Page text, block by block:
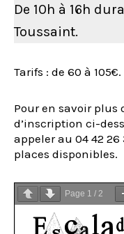
De 10h à 16h
Toussaint.
Tarifs : de 60 à 105€.
Pour en savoir plus
d’inscription ci-
appeler au 04 42
places disponibles.
Page 1 / 2